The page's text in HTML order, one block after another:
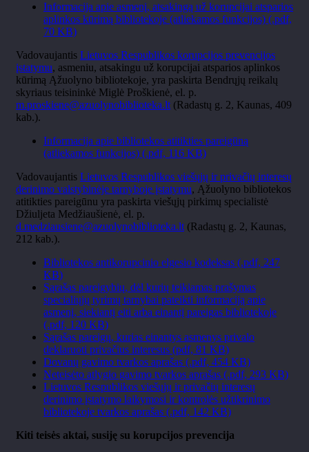
Informacija apie asmenį, atsakingą už korupcijai atsparios
aplinkos kūrimą bibliotekoje (atliekamos funkcijos) (.pdf,
70 KB)
Vadovaujantis Lietuvos Respublikos korupcijos prevencijos
įstatymu, asmeniu, atsakingu už korupcijai atsparios aplinkos
kūrimą Ąžuolyno bibliotekoje, yra paskirta Bendrųjų reikalų
skyriaus teisininkė Miglė Proškienė, el. p.
m.proskiene@azuolynobiblioteka.lt (Radastų g. 2, Kaunas, 409
kab.).
Informacija apie bibliotekos atitikties pareigūną
(atliekamos funkcijos) (.pdf, 116 KB)
Vadovaujantis Lietuvos Respublikos viešųjų ir privačių interesų
derinimo valstybinėje tarnyboje įstatymu, Ąžuolyno bibliotekos
atitikties pareigūnu yra paskirta viešųjų pirkimų specialistė
Džiuljeta Medžiaušienė, el. p.
d.medziausiene@azuolynobiblioteka.lt (Radastų g. 2, Kaunas,
212 kab.).
Bibliotekos antikorupcinio elgesio kodeksas (.pdf, 247
KB)
Sąrašas pareigybių, dėl kurių teikiamas prašymas
specialiųjų tyrimų tarnybai pateikti informaciją apie
asmenį, siekiantį eiti arba einantį pareigas bibliotekoje
(.pdf, 120 KB)
Sąrašas pareigų, kurias einantys asmenys privalo
deklaruoti privačius interesus (pdf, 81 KB)
Dovanų gavimo tvarkos aprašas (.pdf, 454 KB)
Neteisėto atlygio gavimo tvarkos aprašas (.pdf, 293 KB)
Lietuvos Respublikos viešųjų ir privačių interesų
derinimo įstatymo laikymosi ir kontrolės užtikrinimo
bibliotekoje tvarkos aprašas (.pdf, 142 KB)
Kiti teisės aktai, susiję su korupcijos prevencija